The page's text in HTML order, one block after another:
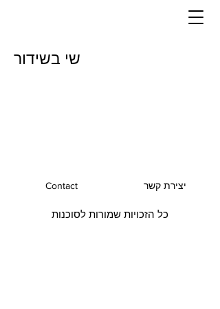
שי בשידור
Contact יצירת קשר
כל הזכויות שמורות לסוכנות